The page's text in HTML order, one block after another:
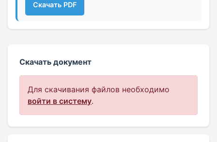
Скачать PDF
Скачать документ
Для скачивания файлов необходимо
войти в систему.